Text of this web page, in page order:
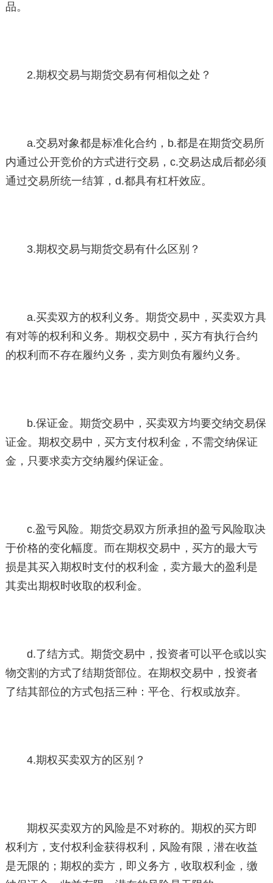
品。
2.期权交易与期货交易有何相似之处？
a.交易对象都是标准化合约，b.都是在期货交易所
内通过公开竞价的方式进行交易，c.交易达成后都必须
通过交易所统一结算，d.都具有杠杆效应。
3.期权交易与期货交易有什么区别？
a.买卖双方的权利义务。期货交易中，买卖双方具
有对等的权利和义务。期权交易中，买方有执行合约
的权利而不存在履约义务，卖方则负有履约义务。
b.保证金。期货交易中，买卖双方均要交纳交易保
证金。期权交易中，买方支付权利金，不需交纳保证
金，只要求卖方交纳履约保证金。
c.盈亏风险。期货交易双方所承担的盈亏风险取决
于价格的变化幅度。而在期权交易中，买方的最大亏
损是其买入期权时支付的权利金，卖方最大的盈利是
其卖出期权时收取的权利金。
d.了结方式。期货交易中，投资者可以平仓或以实
物交割的方式了结期货部位。在期权交易中，投资者
了结其部位的方式包括三种：平仓、行权或放弃。
4.期权买卖双方的区别？
期权买卖双方的风险是不对称的。期权的买方即
权利方，支付权利金获得权利，风险有限，潜在收益
是无限的；期权的卖方，即义务方，收取权利金，缴